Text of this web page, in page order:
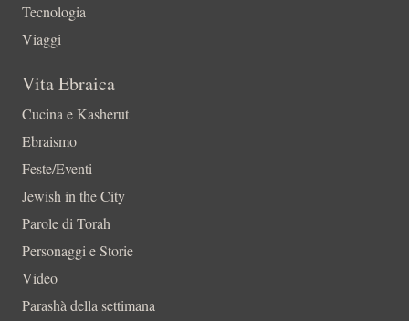
Tecnologia
Viaggi
Vita Ebraica
Cucina e Kasherut
Ebraismo
Feste/Eventi
Jewish in the City
Parole di Torah
Personaggi e Storie
Video
Parashà della settimana